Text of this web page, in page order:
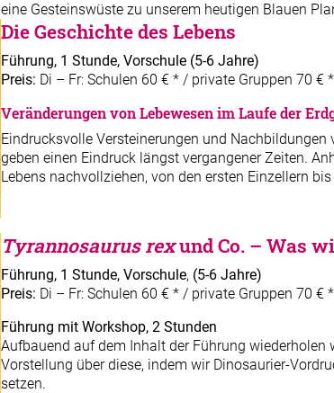
eine Gesteinswüste zu unserem heutigen Blauen
Die Geschichte des Lebens
Führung, 1 Stunde, Vorschule (5-6 Jahre)
Preis: Di – Fr: Schulen 60 € * / private Gruppen 70 € *
Veränderungen von Lebewesen im Laufe der
Eindrucksvolle Versteinerungen und
geben einen Eindruck längst vergangener Zeiten.
Lebens nachvollziehen, von den ersten Einzellern
Tyrannosaurus rexund Co. – Was
Führung, 1 Stunde, Vorschule, (5-6 Jahre)
Preis: Di – Fr: Schulen 60 € * / private Gruppen 70 € *
Führung mit Workshop, 2 Stunden
Aufbauend auf dem Inhalt der Führung wiederholen
Vorstellung über diese, indem wir Dinosaurier-
setzen.